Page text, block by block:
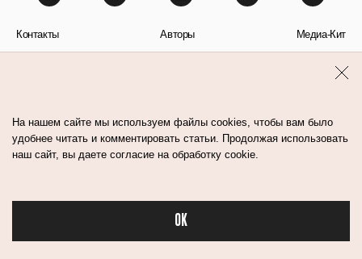
Бьюти в спорте
Контакты Авторы Медиа-Кит
На нашем сайте мы используем файлы cookies, чтобы вам было
удобнее читать и комментировать статьи. Продолжая использовать
наш сайт, вы даете согласие на обработку cookie.
OK